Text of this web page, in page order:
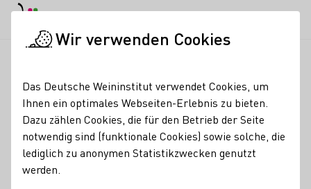
Weinhaus Dönnhoff
GmbH
Kontakt
Wir verwenden Cookies
Das Deutsche Weininstitut verwendet Cookies, um
Ihnen ein optimales Webseiten-Erlebnis zu bieten.
Dazu zählen Cookies, die für den Betrieb der Seite
notwendig sind (funktionale Cookies) sowie solche, die
lediglich zu anonymen Statistikzwecken genutzt
werden.